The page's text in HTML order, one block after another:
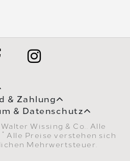
& Zahlung
& Datenschutz
Wissing & Co.. Alle
* Alle Preise verstehen sich
Mehrwertsteuer.